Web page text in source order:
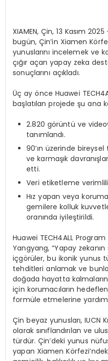
XIAMEN, Çin, 13 Kasım
bugün, Çin’in Xiamen
yunuslarını incelemek ve
çığır açan yapay zeka
sonuçlarını açıkladı.
Üç ay önce Huawei
başlatılan projede şu ana
2.820 görüntü ve
tanımlandı.
90’ın üzerinde
ve karmaşık
etti.
Veri etiketleme
Hız yapan veya
gemilere kolluk
oranında iyileştirildi.
Huawei TECH4ALL
Yangyang, “Yapay zekanın
içgörüler, bu ikonik yunus
tehditleri anlamak ve
doğada hayatta
için korumacıların
formüle etmelerine
Çin beyaz yunusları, IUCN
olarak sınıflandırılan ve
türdür. Çin’deki yunus
yapan Xiamen